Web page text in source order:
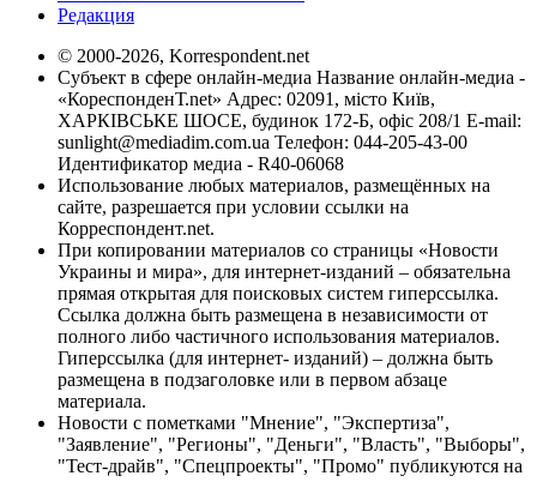
Редакция
© 2000-2026, Korrespondent.net
Субъект в сфере онлайн-медиа Название онлайн-медиа -
«КореспонденТ.net» Адрес: 02091, місто Київ,
ХАРКІВСЬКЕ ШОСЕ, будинок 172-Б, офіс 208/1 E-mail:
sunlight@mediadim.com.ua Телефон: 044-205-43-00
Идентификатор медиа - R40-06068
Использование любых материалов, размещённых на
сайте, разрешается при условии ссылки на
Корреспондент.net.
При копировании материалов со страницы «Новости
Украины и мира», для интернет-изданий – обязательна
прямая открытая для поисковых систем гиперссылка.
Ссылка должна быть размещена в независимости от
полного либо частичного использования материалов.
Гиперссылка (для интернет- изданий) – должна быть
размещена в подзаголовке или в первом абзаце
материала.
Новости с пометками "Мнение", "Экспертиза",
"Заявление", "Регионы", "Деньги", "Власть", "Выборы",
"Тест-драйв", "Спецпроекты", "Промо" публикуются на